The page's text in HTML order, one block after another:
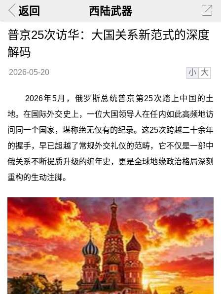
返回 西陆武器
普京25次访华：大国关系新范式的深度
解码
2026-05-20 小 大
2026年5月，俄罗斯总统普京第25次踏上中国的土
地。在国际外交史上，一位大国领导人在任内如此高频地访
问同一个国家，堪称绝无仅有的纪录。这25次跨越二十余年
的握手，早已超越了常规外交礼仪的范畴，它不仅是一部中
俄关系不断提质升级的编年史，更是全球地缘政治格局深刻
重构的生动注脚。